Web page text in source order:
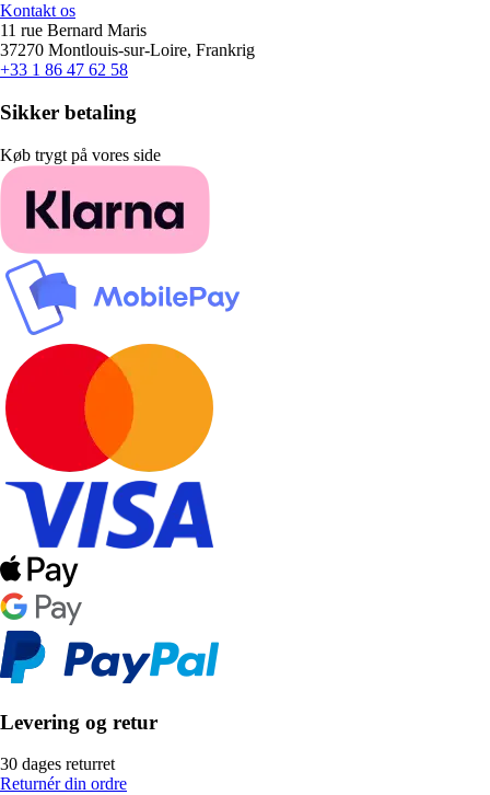
Kontakt os
11 rue Bernard Maris
37270 Montlouis-sur-Loire, Frankrig
+33 1 86 47 62 58
Sikker betaling
Køb trygt på vores side
Levering og retur
30 dages returret
Returnér din ordre